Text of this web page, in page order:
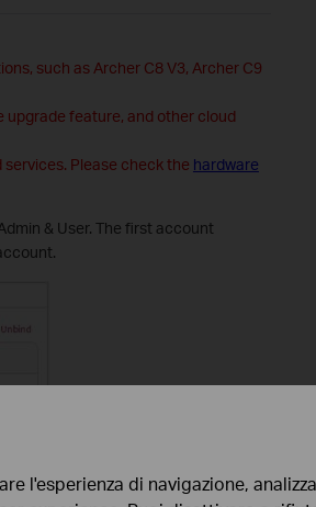
such as Archer C8 V3, Archer C9
upgrade feature, and other cloud
services. Please check the hardware
& User. The first account
l'esperienza di navigazione,